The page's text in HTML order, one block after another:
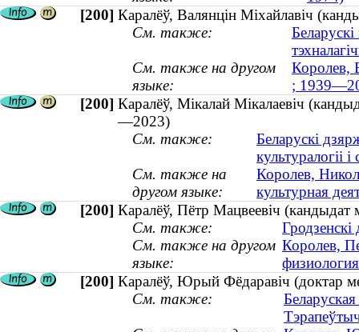
[200] Каралёў, Валянцін Міхайлавіч
См. также:
См. также на другом
языке:
Королев,
;
[200] Каралёў, Мікалай Мікалаевіч
—2023)
См. также:
Беларускі
культуралогіі
См. также на
другом языке:
Королев,
культурная
[200] Каралёў, Пётр Мацвеевіч (кандыдат
См. также:
См. также на другом
языке:
Королев,
[200] Каралёў, Юрый Фёдаравіч (доктар
См. также: